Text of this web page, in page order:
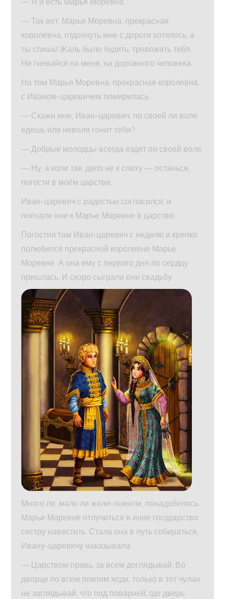
— Так вот, Марья Моревна, прекрасная
королевна, отдохнуть мне с дороги хотелось, а
ты спишь! Жаль было будить, тревожить тебя.
Не гневайся на меня, на дорожного человека.
На том Марья Моревна, прекрасная королевна,
с Иваном-царевичем помирилась.
— Скажи мне, Иван-царевич, по своей ли воле
едешь или неволя гонит тебя?
— Добрые молодцы всегда ездят по своей воле.
— Ну, а коли так, дело не к спеху — останься,
погости в моём царстве.
Иван-царевич с радостью согласился, и
поехали они к Марье Моревне в царство.
Погостил там Иван-царевич с неделю и крепко
полюбился прекрасной королевне Марье
Моревне. А она ему с первого дня по сердцу
пришлась. И скоро сыграли они свадьбу.
Много ли, мало ли жили-пожили, понадобилось
Марье Моревне отлучиться в иное государство:
сестру навестить. Стала она в путь собираться,
Ивану-царевичу наказывала:
— Царством правь, за всем доглядывай. Во
дворце по всем покоям ходи, только в тот чулан
не заглядывай, что под поварней, где дверь